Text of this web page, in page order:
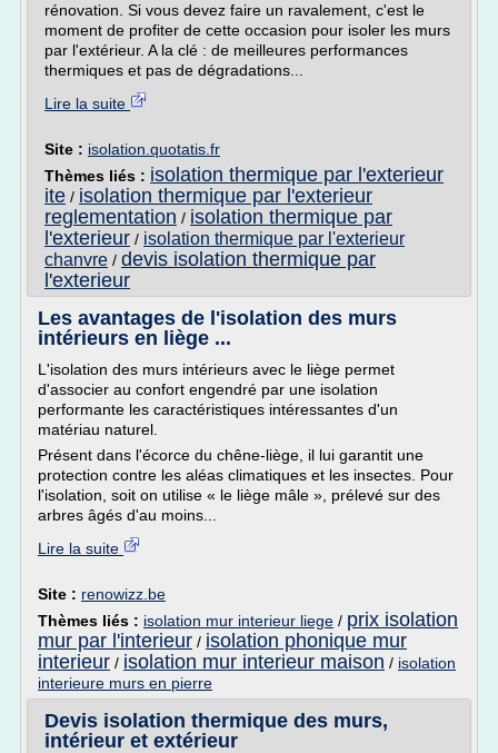
rénovation. Si vous devez faire un ravalement, c'est le
moment de profiter de cette occasion pour isoler les murs
par l'extérieur. A la clé : de meilleures performances
thermiques et pas de dégradations...
Lire la suite
Site : isolation.quotatis.fr
Thèmes liés : isolation thermique par l'exterieur
ite / isolation thermique par l'exterieur
reglementation / isolation thermique par
l'exterieur / isolation thermique par l'exterieur
chanvre / devis isolation thermique par
l'exterieur
Les avantages de l'isolation des murs
intérieurs en liège ...
L'isolation des murs intérieurs avec le liège permet
d'associer au confort engendré par une isolation
performante les caractéristiques intéressantes d'un
matériau naturel.
Présent dans l'écorce du chêne-liège, il lui garantit une
protection contre les aléas climatiques et les insectes. Pour
l'isolation, soit on utilise « le liège mâle », prélevé sur des
arbres âgés d'au moins...
Lire la suite
Site : renowizz.be
Thèmes liés : isolation mur interieur liege / prix isolation
mur par l'interieur / isolation phonique mur
interieur / isolation mur interieur maison / isolation
interieure murs en pierre
Devis isolation thermique des murs,
intérieur et extérieur